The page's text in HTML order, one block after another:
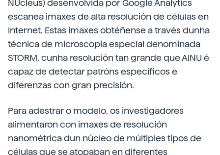
NUcleus) desenvolvida por Google Analytics
escanea imaxes de alta resolución de células en
Internet. Estas imaxes obtéñense a través dunha
técnica de microscopía especial denominada
STORM, cunha resolución tan grande que AINU é
capaz de detectar patróns específicos e
diferenzas con gran precisión.
Para adestrar o modelo, os investigadores
alimentaron con imaxes de resolución
nanométrica dun núcleo de múltiples tipos de
células que se atopaban en diferentes